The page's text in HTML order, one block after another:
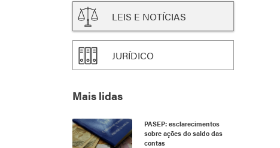
LEIS E NOTÍCIAS
JURÍDICO
Mais lidas
PASEP: esclarecimentos
sobre ações do saldo das
contas